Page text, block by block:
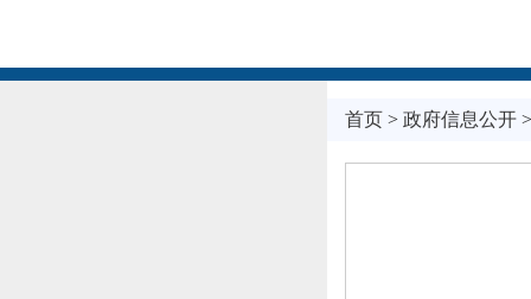
首页> 政府信息公开